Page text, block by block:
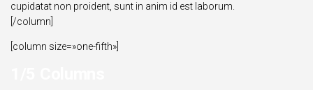
cupidatat non proident, sunt in anim id est laborum.
[/column]
[column size=»one-fifth»]